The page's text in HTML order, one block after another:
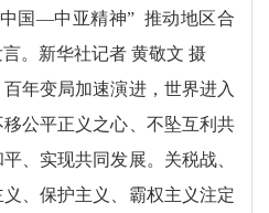
国—中亚精神” 推动地区合
。新华社记者 黄敬文 摄
年变局加速演进，世界进入
公平正义之心、不坠互利共
、实现共同发展。关税战、
、保护主义、霸权主义注定